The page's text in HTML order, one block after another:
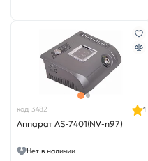
код 3482
Аппарат AS-7401(NV-n97)
1
Нет в наличии